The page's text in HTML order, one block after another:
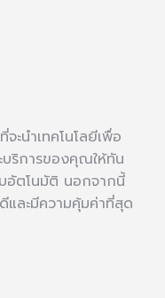
ะนำเทคโนโลยีเพื่อ
บริการของคุณให้ทัน
อัตโนมัติ นอกจากนี้
และมีความคุ้มค่าที่สุด